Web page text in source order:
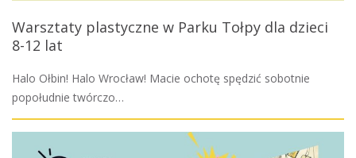
Warsztaty plastyczne w Parku Tołpy dla dzieci
8-12 lat
Halo Ołbin! Halo Wrocław! Macie ochotę spędzić sobotnie
popołudnie twórczo…